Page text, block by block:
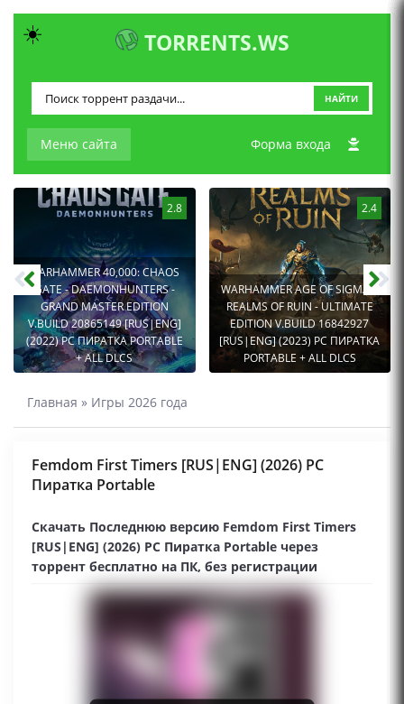
TORRENTS.WS
Меню сайта
НАЙТИ
Форма входа
2.8
WARHAMMER 40,000: CHAOS
GATE - DAEMONHUNTERS -
GRAND MASTER EDITION
V.BUILD 20865149 [RUS|ENG]
(2022) PC ПИРАТКА PORTABLE
+ ALL DLCS
2.4
WARHAMMER AGE OF SIGMAR:
REALMS OF RUIN - ULTIMATE
EDITION V.BUILD 16842927
[RUS|ENG] (2023) PC ПИРАТКА
PORTABLE + ALL DLCS
Главная » Игры 2026 года
Femdom First Timers [RUS|ENG] (2026) PC
Пиратка Portable
Скачать Последнюю версию Femdom First Timers
[RUS|ENG] (2026) PC Пиратка Portable через
торрент бесплатно на ПК, без регистрации
☀️